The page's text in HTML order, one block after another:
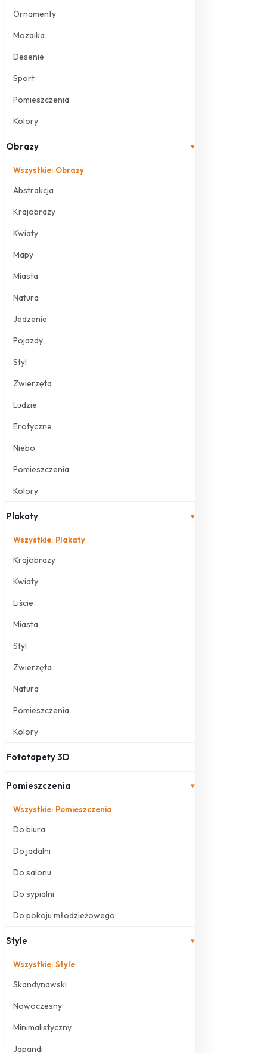
Ornamenty
Mozaika
Desenie
Sport
Pomieszczenia
Kolory
Obrazy ▾
Wszystkie: Obrazy
Abstrakcja
Krajobrazy
Kwiaty
Mapy
Miasta
Natura
Jedzenie
Pojazdy
Styl
Zwierzęta
Ludzie
Erotyczne
Niebo
Pomieszczenia
Kolory
Plakaty ▾
Wszystkie: Plakaty
Krajobrazy
Kwiaty
Liście
Miasta
Styl
Zwierzęta
Natura
Pomieszczenia
Kolory
Fototapety 3D
Pomieszczenia ▾
Wszystkie: Pomieszczenia
Do biura
Do jadalni
Do salonu
Do sypialni
Do pokoju młodzieżowego
Style ▾
Wszystkie: Style
Skandynawski
Nowoczesny
Minimalistyczny
Japandi